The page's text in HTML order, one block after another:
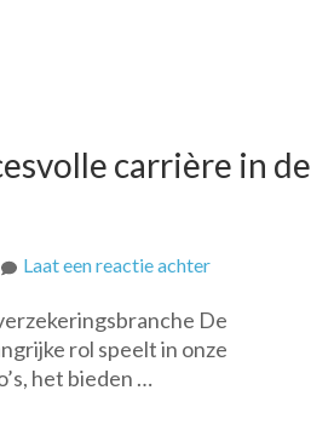
carrière in de
Laat een reactie achterop
de
sleutel
De
rol speelt in onze
het bieden …